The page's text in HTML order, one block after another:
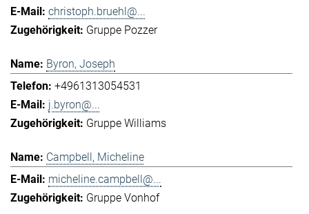
christoph.bruehl@...
Gruppe Pozzer
Byron, Joseph
+4961313054531
j.byron@...
Gruppe Williams
Campbell, Micheline
micheline.campbell@...
Gruppe Vonhof